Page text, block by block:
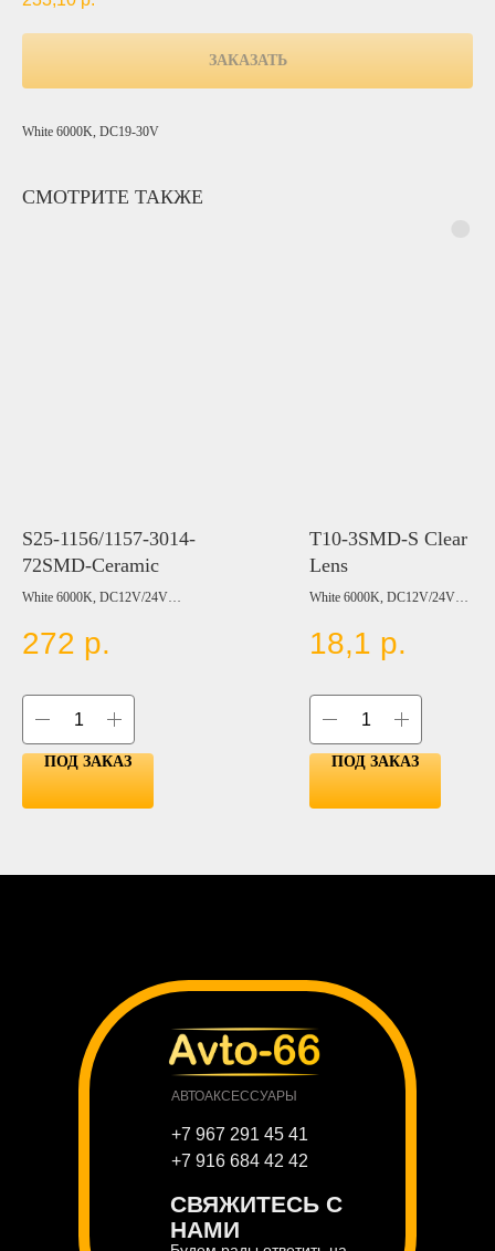
ЗАКАЗАТЬ
White 6000K, DC19-30V
СМОТРИТЕ ТАКЖЕ
S25-1156/1157-3014-
72SMD-Ceramic
White 6000K, DC12V/24V
BLUE
RED
GREEN
272 р.
ПОД ЗАКАЗ
T10-3SMD-S Clear
Lens
White 6000K, DC12V/24V
BLUE
RED
GREEN
18,1 р.
ПОД ЗАКАЗ
СВЯЖИТЕСЬ С
НАМИ
АВТОАКСЕССУАРЫ
+7 967 291 45 41
+7 916 684 42 42